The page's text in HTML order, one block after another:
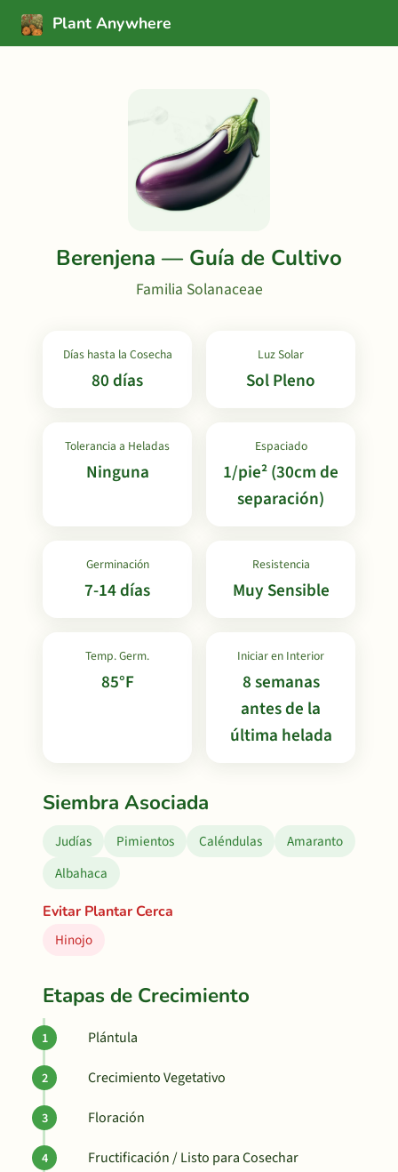
Plant Anywhere
Berenjena — Guía de Cultivo
Familia Solanaceae
Días hasta la Cosecha
80 días
Luz Solar
Sol Pleno
Tolerancia a Heladas
Ninguna
Espaciado
1/pie² (30cm de
separación)
Germinación
7-14 días
Resistencia
Muy Sensible
Temp. Germ.
85°F
Iniciar en Interior
8 semanas
antes de la
última helada
Siembra Asociada
Judías Pimientos Caléndulas
Amaranto
Albahaca
Evitar Plantar Cerca
Hinojo
Etapas de Crecimiento
Plántula
Crecimiento Vegetativo
Floración
Fructificación / Listo para Cosechar